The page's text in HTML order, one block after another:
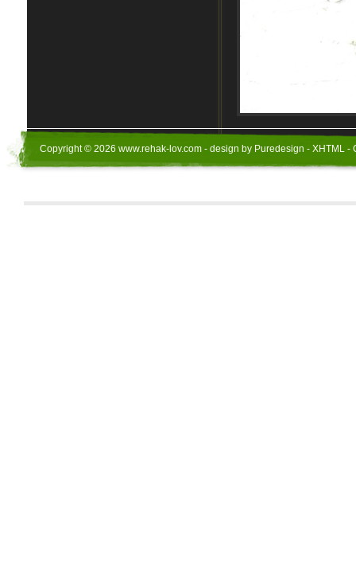
Copyright © 2026 www.rehak-lov.com - design by Puredesign - XHTML -